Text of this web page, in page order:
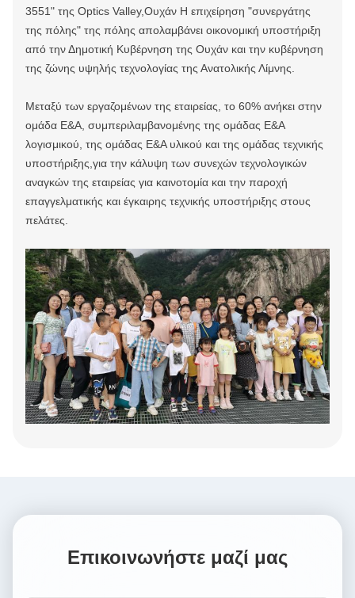
3551" της Optics Valley,Ουχάν Η επιχείρηση "συνεργάτης
της πόλης" της πόλης απολαμβάνει οικονομική υποστήριξη
από την Δημοτική Κυβέρνηση της Ουχάν και την κυβέρνηση
της ζώνης υψηλής τεχνολογίας της Ανατολικής Λίμνης.
Μεταξύ των εργαζομένων της εταιρείας, το 60% ανήκει στην
ομάδα Ε&Α, συμπεριλαμβανομένης της ομάδας Ε&Α
λογισμικού, της ομάδας Ε&Α υλικού και της ομάδας τεχνικής
υποστήριξης,για την κάλυψη των συνεχών τεχνολογικών
αναγκών της εταιρείας για καινοτομία και την παροχή
επαγγελματικής και έγκαιρης τεχνικής υποστήριξης στους
πελάτες.
Επικοινωνήστε μαζί μας